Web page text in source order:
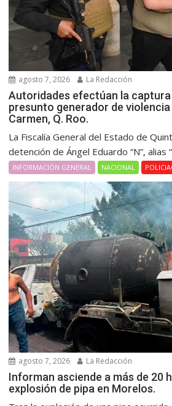
agosto 7, 2026 La Redacción
Autoridades efectúan la captura
presunto generador de violencia
Carmen, Q. Roo.
La Fiscalía General del Estado de
detención de Ángel Eduardo “N”, alias
INFORMACIÓN GENERAL NACIONAL
agosto 7, 2026 La Redacción
Informan asciende a más de 20
explosión de pipa en Morelos.